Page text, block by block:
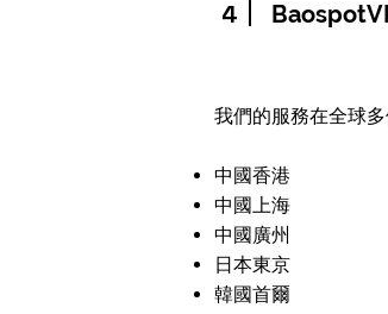
4
我們的服務在全球
中國香港
中國上海
中國廣州
日本東京
韓國首爾